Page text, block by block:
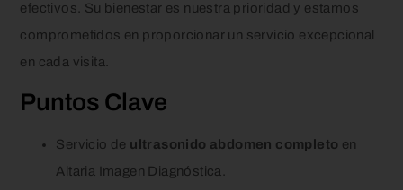
efectivos. Su bienestar es nuestra prioridad y estamos
comprometidos en proporcionar un servicio excepcional
en cada visita.
Puntos Clave
Servicio de ultrasonido abdomen completo en
Altaria Imagen Diagnóstica.